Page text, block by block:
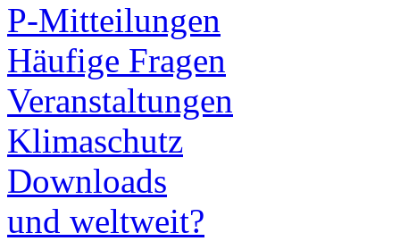
P-Mitteilungen
Häufige Fragen
Veranstaltungen
Klimaschutz
Downloads
und weltweit?